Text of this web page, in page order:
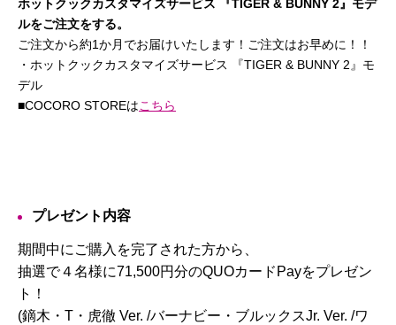
ホットクックカスタマイズサービス 『TIGER & BUNNY 2』モデ
ルをご注文をする。
ご注文から約1か月でお届けいたします！ご注文はお早めに！！
・ホットクックカスタマイズサービス 『TIGER & BUNNY 2』モ
デル
■COCORO STOREはこちら
プレゼント内容
期間中にご購入を完了された方から、
抽選で４名様に71,500円分のQUOカードPayをプレゼン
ト！
(鏑木・T・虎徹 Ver. /バーナビー・ブルックスJr. Ver. /ワ